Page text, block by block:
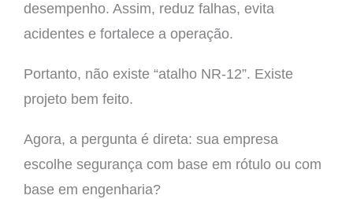
desempenho. Assim, reduz falhas, evita
acidentes e fortalece a operação.
Portanto, não existe “atalho NR-12”. Existe
projeto bem feito.
Agora, a pergunta é direta: sua empresa
escolhe segurança com base em rótulo ou com
base em engenharia?